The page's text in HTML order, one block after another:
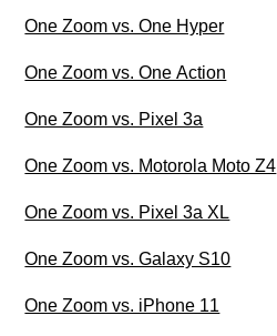
One Zoom vs. One Hyper
One Zoom vs. One Action
One Zoom vs. Pixel 3a
One Zoom vs. Motorola Moto Z4
One Zoom vs. Pixel 3a XL
One Zoom vs. Galaxy S10
One Zoom vs. iPhone 11